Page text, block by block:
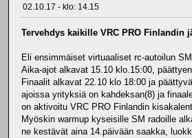
02.10.17 - klo: 14.15
Tervehdys kaikille VRC PRO Finlandin
Eli ensimmäiset virtuaaliset rc-autoilun
Aika-ajot alkavat 15.10 klo.15:00,
Finaalit alkavat 22.10 klo 18:00 ja
ajoissa yrityksiä on kahdeksan(8) ja
on aktivoitu VRC PRO Finlandin
Myöskin warmup kyseisille SM radoille
ne kestävät aina 14.päivään saakka,